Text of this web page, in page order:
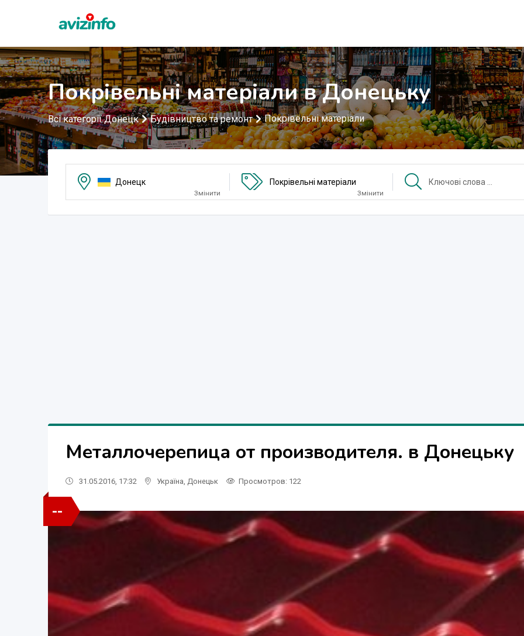
Покрівельні матеріали в Донецьку
Всі категорії Донецк Будівництво та ремонт Покрівельні матеріали
Донецк
Змінити
Покрівельні матеріали
Змінити
Металлочерепица от производителя. в Донецьку
31.05.2016, 17:32 Україна Донецьк Просмотров: 122
--